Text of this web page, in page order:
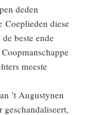
deden
Coeplieden diese
beste ende
meeste
’t Augustynen